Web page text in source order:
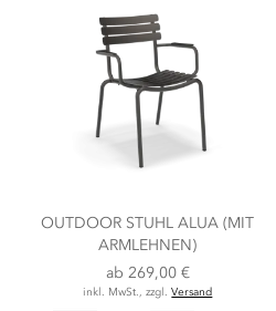
OUTDOOR STUHL ALUA (MIT
ARMLEHNEN)
ab 269,00 €
inkl. MwSt., zzgl.Versand